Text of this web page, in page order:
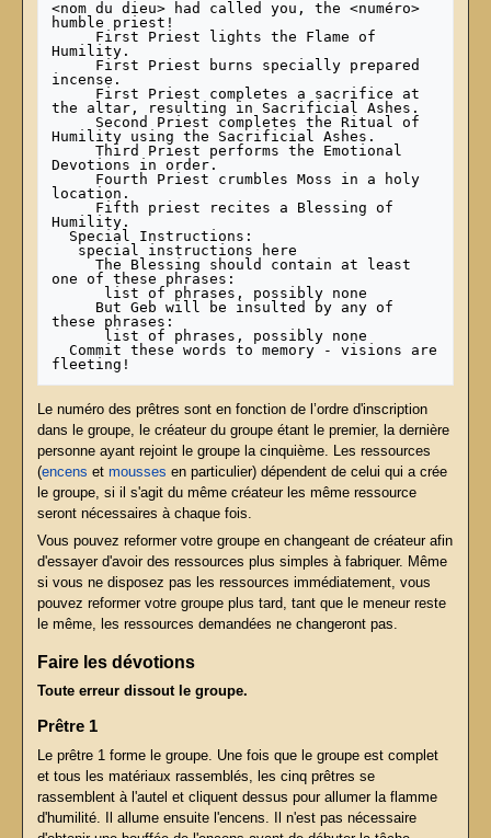
<nom du dieu> had called you, the <numéro>
humble priest!
Humility.
incense.
the altar, resulting in Sacrificial Ashes.
Humility using the Sacrificial Ashes.
     Third Priest performs the Emotional
Devotions in order.
location.
Humility.
     The Blessing should contain at least
one of these phrases:
these phrases:
  Commit these words to memory - visions are
Le numéro des prêtres sont en fonction de l’ordre d'inscription
dans le groupe, le créateur du groupe étant le premier, la dernière
personne ayant rejoint le groupe la cinquième. Les ressources
(encens et mousses en particulier) dépendent de celui qui a crée
le groupe, si il s'agit du même créateur les même ressource
seront nécessaires à chaque fois.
Vous pouvez reformer votre groupe en changeant de créateur afin
d'essayer d'avoir des ressources plus simples à fabriquer. Même
si vous ne disposez pas les ressources immédiatement, vous
pouvez reformer votre groupe plus tard, tant que le meneur reste
le même, les ressources demandées ne changeront pas.
Faire les dévotions
Toute erreur dissout le groupe.
Prêtre 1
Le prêtre 1 forme le groupe. Une fois que le groupe est complet
et tous les matériaux rassemblés, les cinq prêtres se
rassemblent à l'autel et cliquent dessus pour allumer la flamme
d'humilité. Il allume ensuite l'encens. Il n'est pas nécessaire